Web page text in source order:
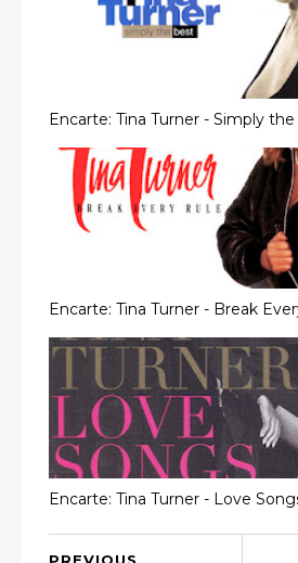
Encarte: Tina Turner - Simply
Encarte: Tina Turner - Break
Encarte: Tina Turner - Love